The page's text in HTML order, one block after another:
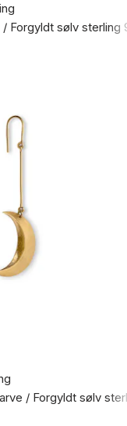
Forgyldt sølv sterling
/ Forgyldt sølv